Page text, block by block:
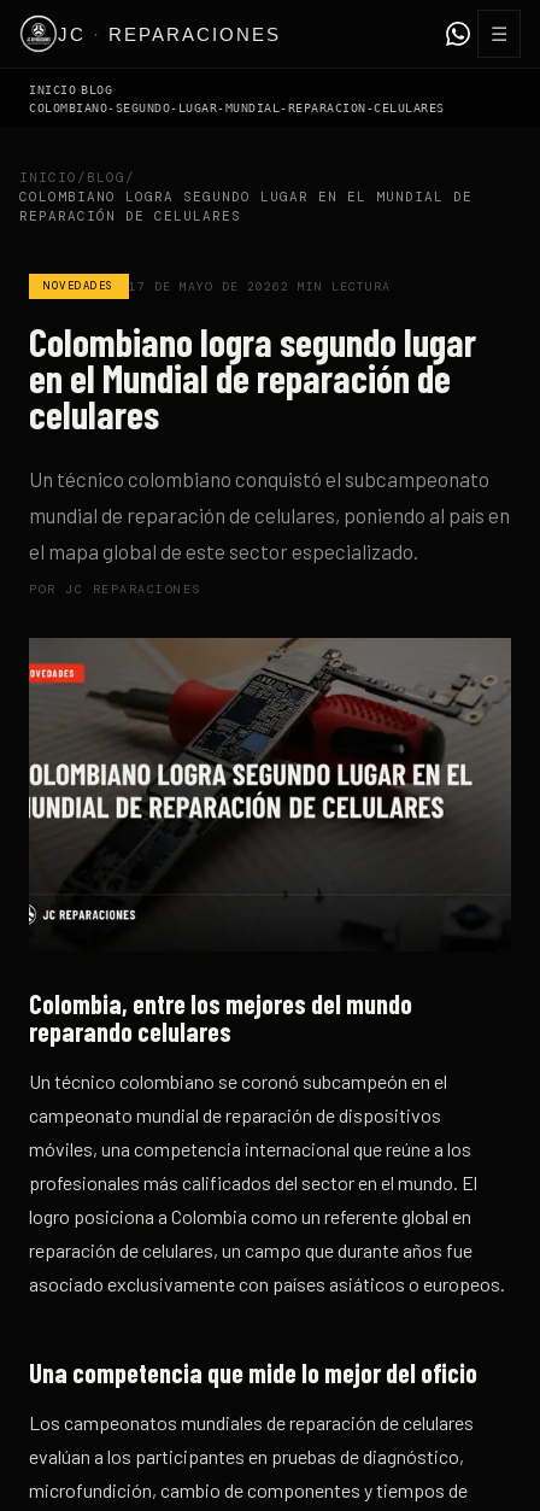
JC · REPARACIONES ☰
INICIO BLOG
COLOMBIANO-SEGUNDO-LUGAR-MUNDIAL-REPARACION-CELULARES
INICIO / BLOG /
COLOMBIANO LOGRA SEGUNDO LUGAR EN EL MUNDIAL DE
REPARACIÓN DE CELULARES
NOVEDADES 17 DE MAYO DE 20262 MIN LECTURA
Colombiano logra segundo lugar
en el Mundial de reparación de
celulares
Un técnico colombiano conquistó el subcampeonato
mundial de reparación de celulares, poniendo al país en
el mapa global de este sector especializado.
POR JC REPARACIONES
Colombia, entre los mejores del mundo
reparando celulares
Un técnico colombiano se coronó subcampeón en el
campeonato mundial de reparación de dispositivos
móviles, una competencia internacional que reúne a los
profesionales más calificados del sector en el mundo. El
logro posiciona a Colombia como un referente global en
reparación de celulares, un campo que durante años fue
asociado exclusivamente con países asiáticos o europeos.
Una competencia que mide lo mejor del oficio
Los campeonatos mundiales de reparación de celulares
evalúan a los participantes en pruebas de diagnóstico,
microfundición, cambio de componentes y tiempos de